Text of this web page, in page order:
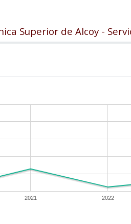
Superior de Alcoy -
2021 2022